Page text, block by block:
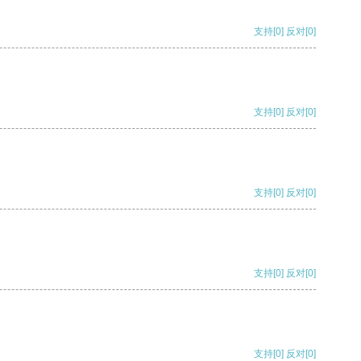
支持[0] 反对[0]
支持[0] 反对[0]
支持[0] 反对[0]
支持[0] 反对[0]
支持[0] 反对[0]